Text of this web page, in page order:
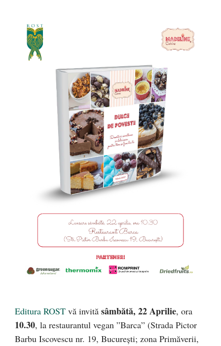
Editura ROST vă invită sâmbătă, 22 Aprilie, ora
10.30, la restaurantul vegan ”Barca” (Strada Pictor
Barbu Iscovescu nr. 19, București; zona Primăverii,